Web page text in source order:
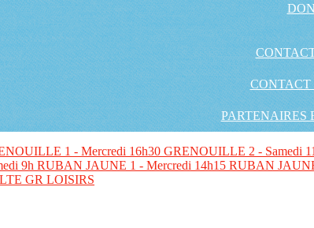
CONTACT
PARTENAIRES
1 - Mercredi 16h30 GRENOUILLE 2 - Samedi
9h RUBAN JAUNE 1 - Mercredi 14h15 RUBAN
GR LOISIRS